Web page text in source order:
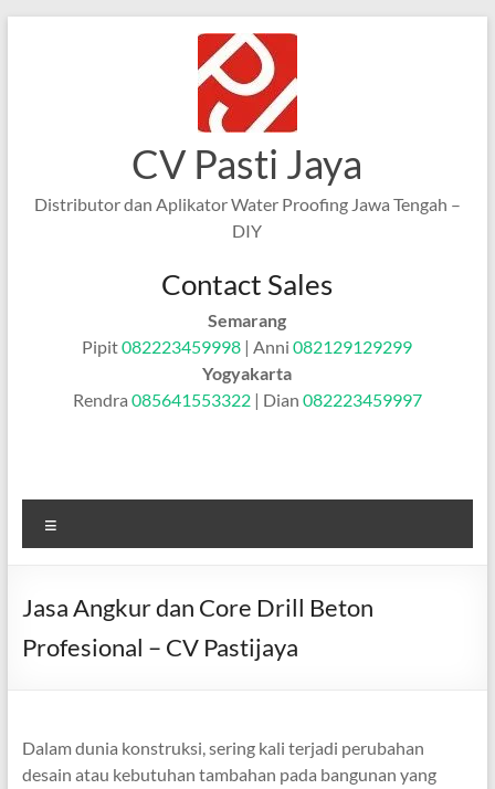
CV Pasti Jaya
Distributor dan Aplikator Water Proofing Jawa Tengah –
DIY
Contact Sales
Semarang
Pipit082223459998 | Anni082129129299
Yogyakarta
Rendra 085641553322| Dian 082223459997
Jasa Angkur dan Core Drill Beton
Profesional – CV Pastijaya
Dalam dunia konstruksi, sering kali terjadi perubahan
desain atau kebutuhan tambahan pada bangunan yang